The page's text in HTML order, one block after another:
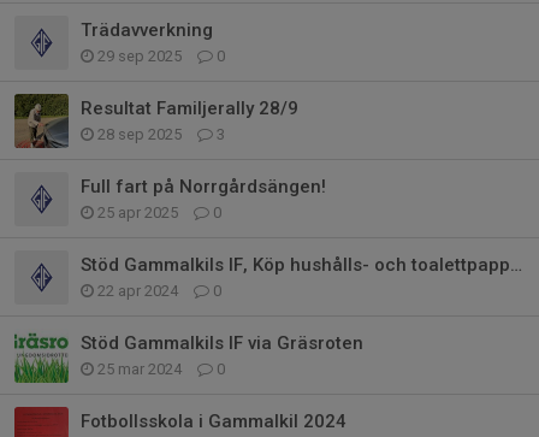
Trädavverkning
29 sep 2025 0
Resultat Familjerally 28/9
28 sep 2025 3
Full fart på Norrgårdsängen!
25 apr 2025 0
Stöd Gammalkils IF, Köp hushålls- och toalettpapper
22 apr 2024 0
Stöd Gammalkils IF via Gräsroten
25 mar 2024 0
Fotbollsskola i Gammalkil 2024